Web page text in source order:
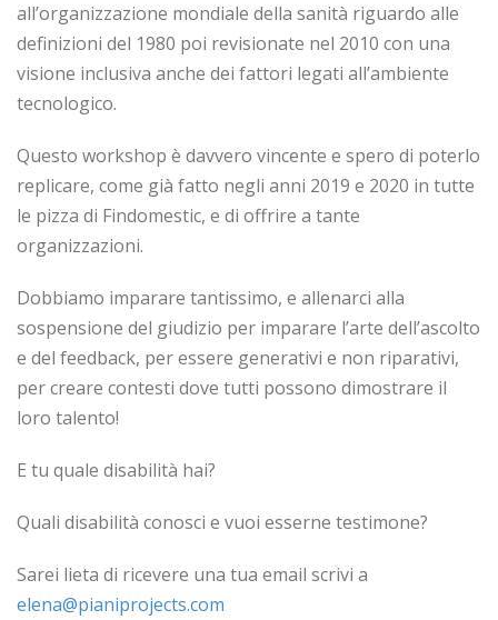
all’organizzazione mondiale della sanità riguardo alle
definizioni del 1980 poi revisionate nel 2010 con una
visione inclusiva anche dei fattori legati all’ambiente
tecnologico.
Questo workshop è davvero vincente e spero di poterlo
replicare, come già fatto negli anni 2019 e 2020 in tutte
le pizza di Findomestic, e di offrire a tante
organizzazioni.
Dobbiamo imparare tantissimo, e allenarci alla
sospensione del giudizio per imparare l’arte dell’ascolto
e del feedback, per essere generativi e non riparativi,
per creare contesti dove tutti possono dimostrare il
loro talento!
E tu quale disabilità hai?
Quali disabilità conosci e vuoi esserne testimone?
Sarei lieta di ricevere una tua email scrivi a
elena@pianiprojects.com